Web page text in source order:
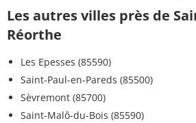
Les autres villes près de
Réorthe
Les Epesses (85590)
Saint-Paul-en-Pareds (85500)
Sèvremont (85700)
Saint-Malô-du-Bois (85590)